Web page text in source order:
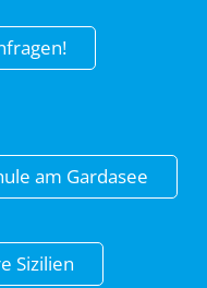
am Gardasee
Sizilien